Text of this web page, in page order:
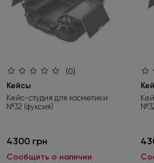
(0)
Кейсы
Кейс-студия для косметики
№32 (фуксия)
4300 грн
Сообщить о наличии